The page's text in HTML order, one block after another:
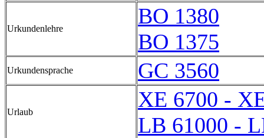
Urkundenlehre
BO 1380
BO 1375
Urkundensprache GC 3560
Urlaub
XE 6700 -
LB 61000 -